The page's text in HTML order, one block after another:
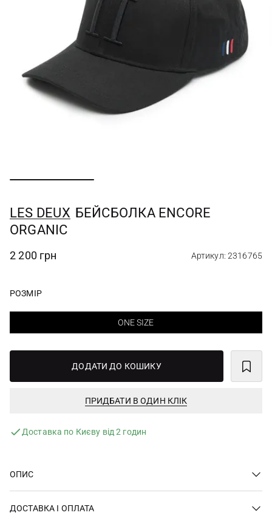
LES DEUX БЕЙСБОЛКА ENCORE
ORGANIC
2 200 грн Артикул: 2316765
РОЗМІР
ONE SIZE
ДОДАТИ ДО КОШИКУ
ПРИДБАТИ В ОДИН КЛІК
Доставка по Києву від 2 годин
ОПИС
ДОСТАВКА І ОПЛАТА